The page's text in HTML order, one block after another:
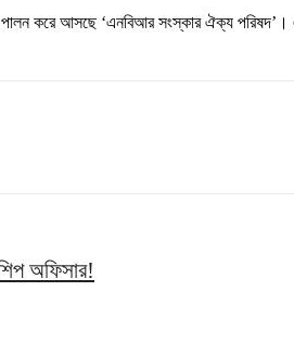
করে আসছে ‘এনবিআর সংস্কার ঐক্য পরিষদ’।
অফিসার!